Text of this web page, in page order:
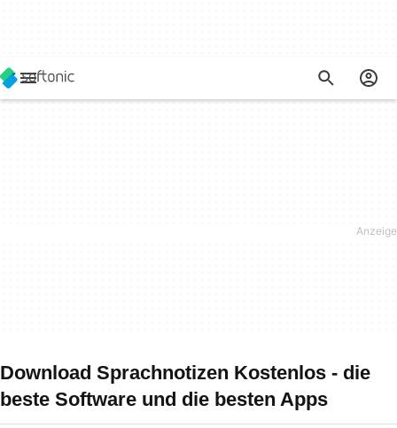
Download Sprachnotizen Kostenlos - die
beste Software und die besten Apps